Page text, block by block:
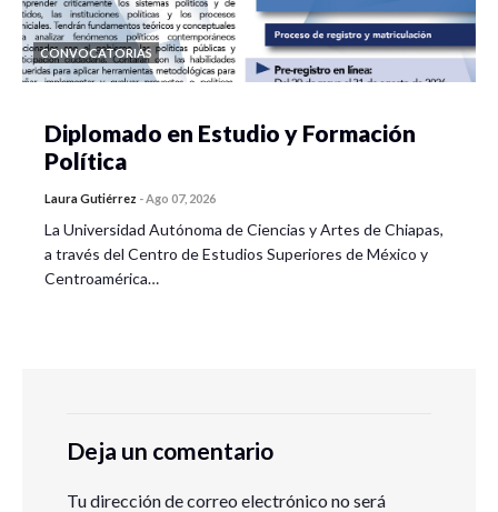
CONVOCATORIAS
Diplomado en Estudio y Formación
Política
Laura Gutiérrez -Ago 07, 2026
La Universidad Autónoma de Ciencias y Artes de Chiapas,
a través del Centro de Estudios Superiores de México y
Centroamérica…
Deja un comentario
Tu dirección de correo electrónico no será